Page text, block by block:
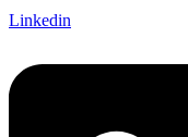
Linkedin